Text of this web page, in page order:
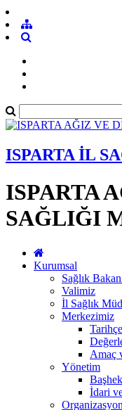
ISPARTA İL
ISPARTA
SAĞLIĞI
Kurumsal
Sağlık
Valimiz
İl Sağlık
Merkezimiz
Amaç
Yönetim
İdari